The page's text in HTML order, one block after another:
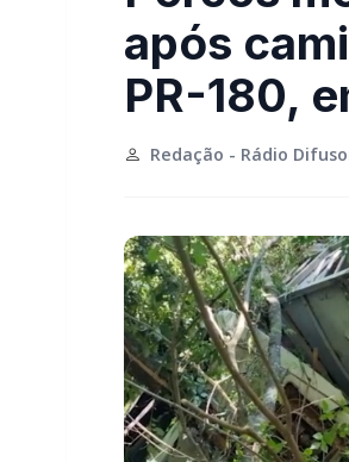
após
PR-180,
Redação - Rádio